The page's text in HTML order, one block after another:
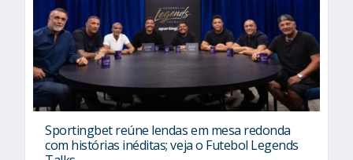
Sportingbet reúne lendas em mesa redonda
com histórias inéditas; veja o Futebol Legends